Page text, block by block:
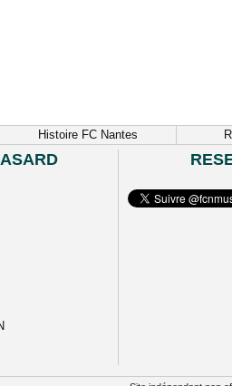
Histoire FC Nantes